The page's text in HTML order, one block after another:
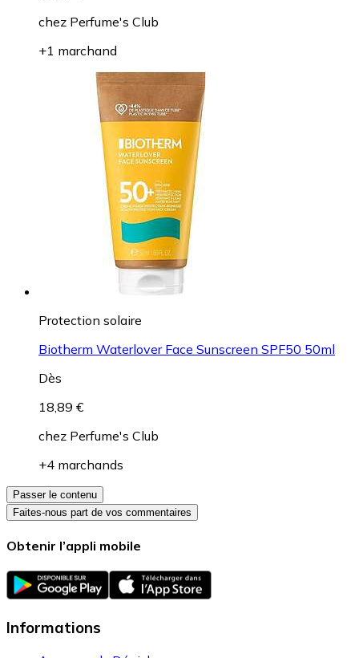
chez Perfume's Club
+1 marchand
Protection solaire
Biotherm Waterlover Face Sunscreen SPF50 50ml
Dès
18,89 €
chez Perfume's Club
+4 marchands
Passer le contenu
Faites-nous part de vos commentaires
Obtenir l’appli mobile
Informations